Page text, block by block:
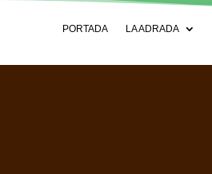
PORTADA LA ADRADA